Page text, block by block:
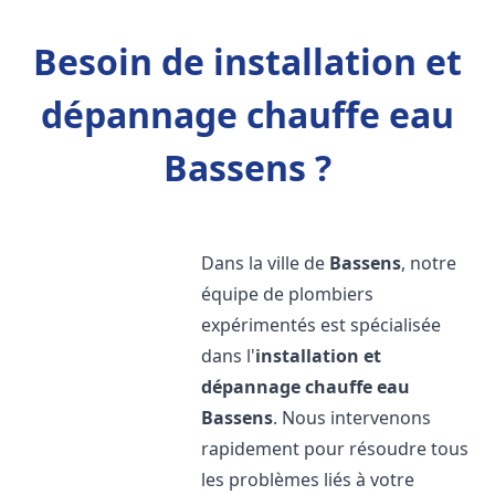
Besoin de installation et
dépannage chauffe eau
Bassens ?
Dans la ville de Bassens, notre
équipe de plombiers
expérimentés est spécialisée
dans l'installation et
dépannage chauffe eau
Bassens. Nous intervenons
rapidement pour résoudre tous
les problèmes liés à votre